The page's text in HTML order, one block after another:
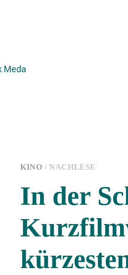
KINO / NACHLESE
In der